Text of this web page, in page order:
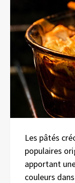
Les pâtés
populaires
apportant
couleurs